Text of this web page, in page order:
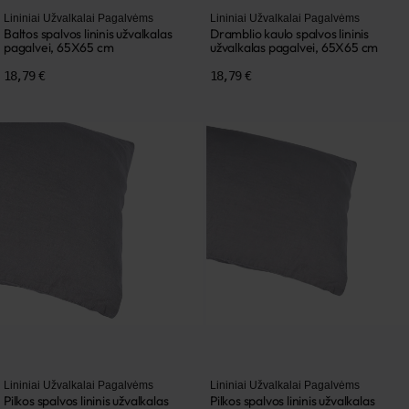
Lininiai Užvalkalai Pagalvėms
Baltos spalvos lininis užvalkalas
pagalvei, 65X65 cm
18,79 €
Lininiai Užvalkalai Pagalvėms
Dramblio kaulo spalvos lininis
užvalkalas pagalvei, 65X65 cm
18,79 €
Lininiai Užvalkalai Pagalvėms
Pilkos spalvos lininis užvalkalas
Lininiai Užvalkalai Pagalvėms
Pilkos spalvos lininis užvalkalas